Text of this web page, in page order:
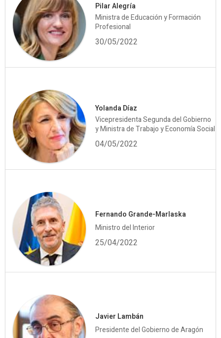
Pilar Alegría
Ministra de Educación y Formación
Profesional
30/05/2022
Yolanda Díaz
Vicepresidenta Segunda del Gobierno
y Ministra de Trabajo y Economía Social
04/05/2022
Fernando Grande-Marlaska
Ministro del Interior
25/04/2022
Javier Lambán
Presidente del Gobierno de Aragón